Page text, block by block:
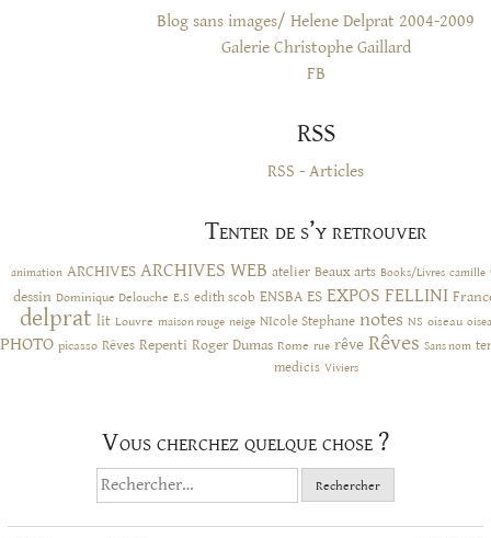
Blog sans images/ Helene Delprat 2004-2009
Galerie Christophe Gaillard
FB
RSS
RSS - Articles
Tenter de s’y retrouver
animation ARCHIVES ARCHIVES WEB atelier Beaux arts Books/Livres camille
dessin Dominique Delouche E.S edith scob ENSBA ES EXPOS FELLINI
delprat lit Louvre maison rouge neige NIcole Stephane notes NS oiseau
PHOTO picasso Rêves Repenti Roger Dumas Rome rue rêve Rêves Sans nom
medicis Viviers
Vous cherchez quelque chose ?
Rechercher :